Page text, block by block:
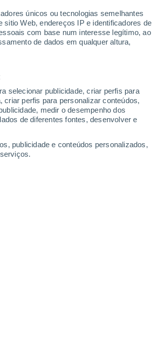
únicos ou tecnologias semelhantes
Web, endereços IP e identificadores de
com base num interesse legítimo, ao
de dados em qualquer altura,
selecionar publicidade, criar perfis para
criar perfis para personalizar conteúdos,
medir o desempenho dos
de diferentes fontes, desenvolver e
publicidade e conteúdos personalizados,